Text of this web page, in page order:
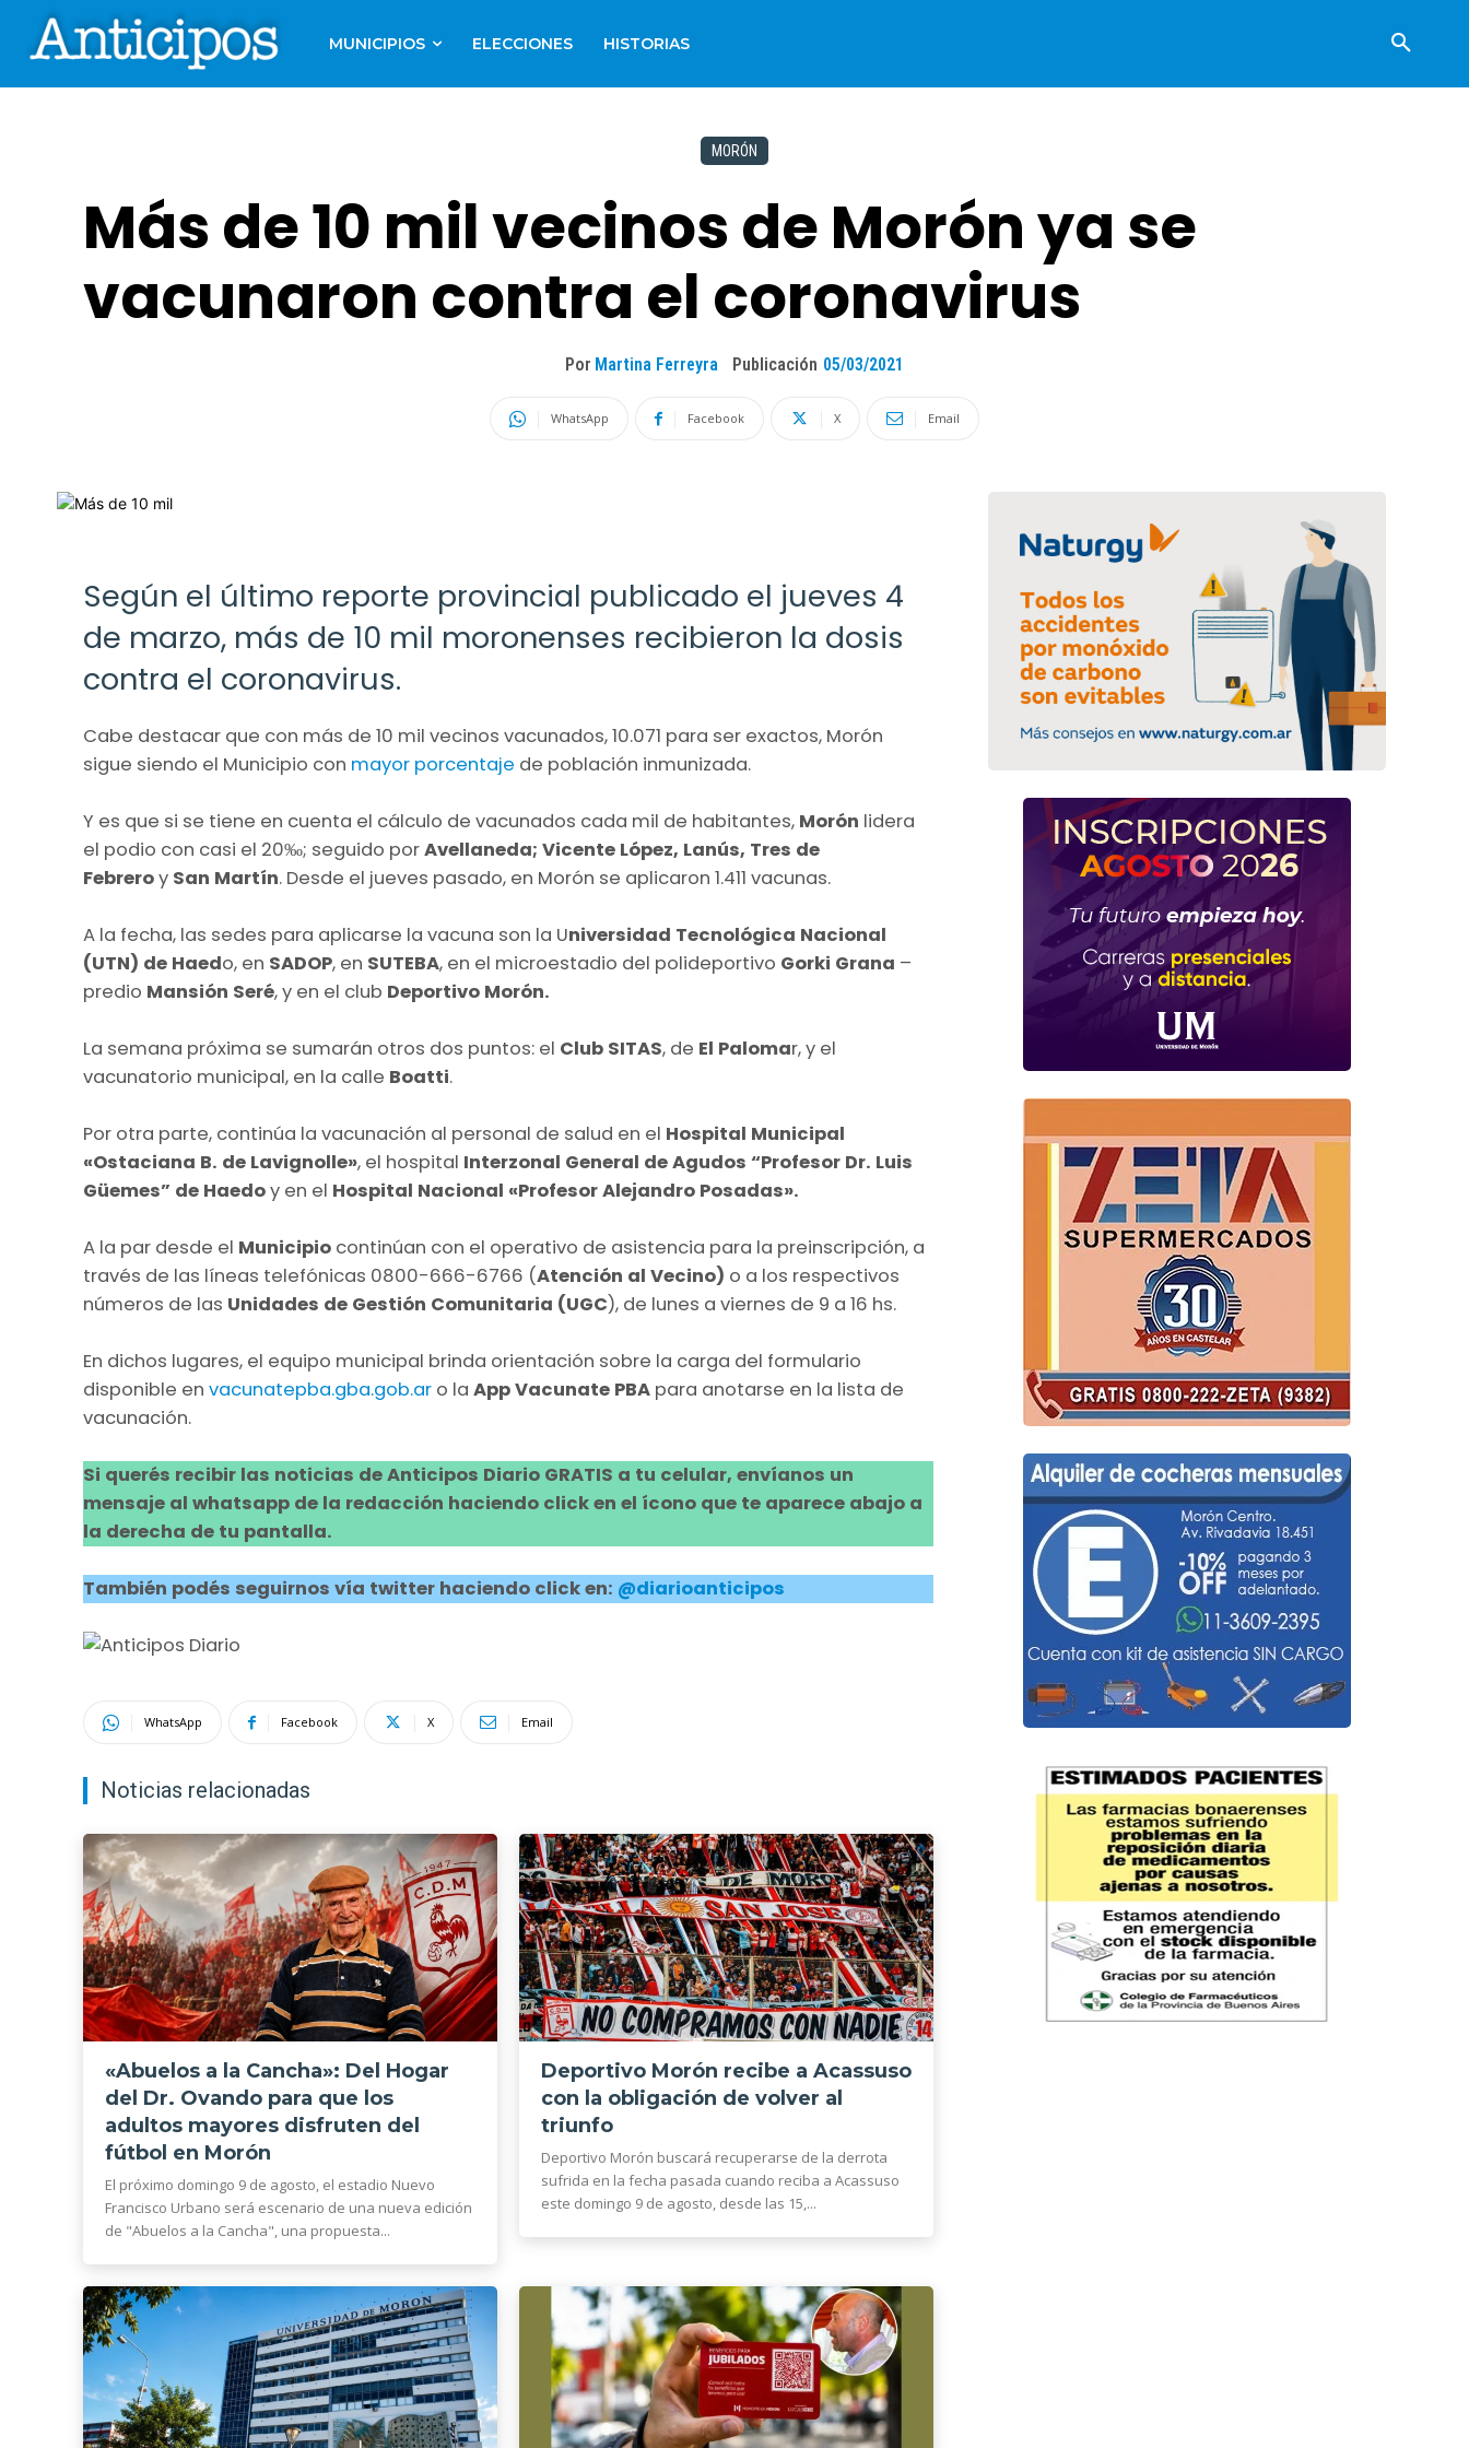
MUNICIPIOS ELECCIONES HISTORIAS
MORÓN
Más de 10 mil vecinos de Morón ya se
vacunaron contra el coronavirus
Por Martina Ferreyra Publicación 05/03/2021
WhatsApp Facebook X Email
Según el último reporte provincial publicado el jueves 4
de marzo, más de 10 mil moronenses recibieron la dosis
contra el coronavirus.
Cabe destacar que con más de 10 mil vecinos vacunados, 10.071 para ser exactos, Morón
sigue siendo el Municipio con mayor porcentaje de población inmunizada.
Y es que si se tiene en cuenta el cálculo de vacunados cada mil de habitantes, Morón lidera
el podio con casi el 20‰; seguido porAvellaneda; Vicente López, Lanús, Tres de
Febreroy San Martín. Desde el jueves pasado, en Morón se aplicaron 1.411 vacunas.
A la fecha, las sedes para aplicarse la vacuna son la Universidad Tecnológica Nacional
(UTN) de Haedo, en SADOP, en SUTEBA, en el microestadio del polideportivo Gorki Grana –
predio Mansión Seré, y en el club Deportivo Morón.
La semana próxima se sumarán otros dos puntos: el Club SITAS, de El Palomar, y el
vacunatorio municipal, en la calle Boatti.
Por otra parte, continúa la vacunación al personal de salud en el Hospital Municipal
«Ostaciana B. de Lavignolle», el hospital Interzonal General de Agudos “Profesor Dr. Luis
Güemes” de Haedoy en el Hospital Nacional «Profesor Alejandro Posadas».
A la par desde el Municipio continúan con el operativo de asistencia para la preinscripción, a
través de las líneas telefónicas 0800-666-6766 (Atención al Vecino) o a los respectivos
números de las Unidades de Gestión Comunitaria (UGC), de lunes a viernes de 9 a 16 hs.
En dichos lugares, el equipo municipal brinda orientación sobre la carga del formulario
disponible en vacunatepba.gba.gob.ar o la App Vacunate PBA para anotarse en la lista de
vacunación.
Si querés recibir las noticias de Anticipos Diario GRATIS a tu celular, envíanos un
mensaje al whatsapp de la redacción haciendo click en el ícono que te aparece abajo a
la derecha de tu pantalla.
También podés seguirnos vía twitter haciendo click en: @diarioanticipos
WhatsApp Facebook X Email
Noticias relacionadas
«Abuelos a la Cancha»: Del Hogar
del Dr. Ovando para que los
adultos mayores disfruten del
fútbol en Morón
El próximo domingo 9 de agosto, el estadio Nuevo
Francisco Urbano será escenario de una nueva edición
de "Abuelos a la Cancha", una propuesta...
Deportivo Morón recibe a Acassuso
con la obligación de volver al
triunfo
Deportivo Morón buscará recuperarse de la derrota
sufrida en la fecha pasada cuando reciba a Acassuso
este domingo 9 de agosto, desde las 15,...